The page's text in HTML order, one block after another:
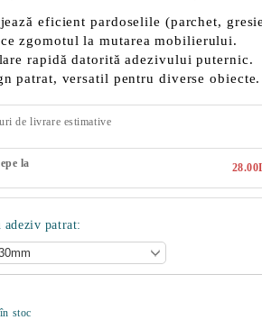
eficient pardoselile (parchet,
zgomotul la mutarea mobilierului.
rapidă datorită adezivului puternic.
patrat, versatil pentru diverse obiecte.
de livrare estimative
la
adeziv patrat:
stoc